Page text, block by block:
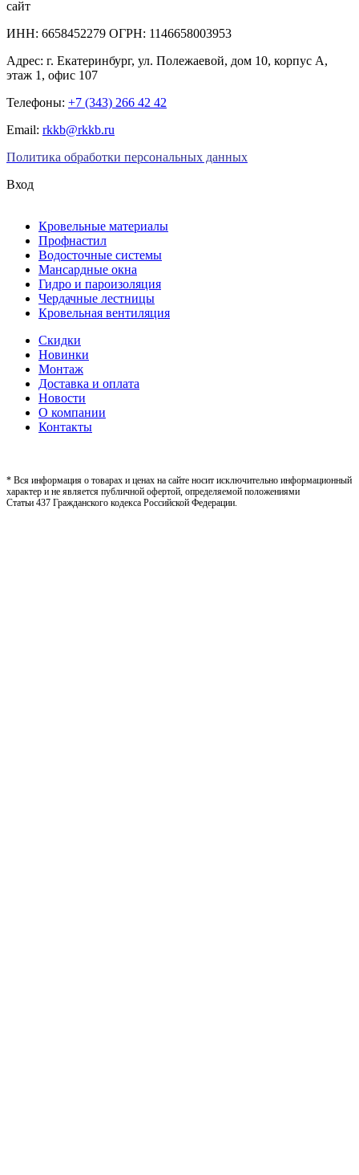
сайт
ИНН: 6658452279 ОГРН: 1146658003953
Адрес: г. Екатеринбург, ул. Полежаевой, дом 10, корпус А,
этаж 1, офис 107
Телефоны: +7 (343) 266 42 42
Email: rkkb@rkkb.ru
Политика обработки персональных данных
Вход
Кровельные материалы
Профнастил
Водосточные системы
Мансардные окна
Гидро и пароизоляция
Чердачные лестницы
Кровельная вентиляция
Скидки
Новинки
Монтаж
Доставка и оплата
Новости
О компании
Контакты
* Вся информация о товарах и ценах на сайте носит исключительно информационный
характер и не является публичной офертой, определяемой положениями
Статьи 437 Гражданского кодекса Российской Федерации.